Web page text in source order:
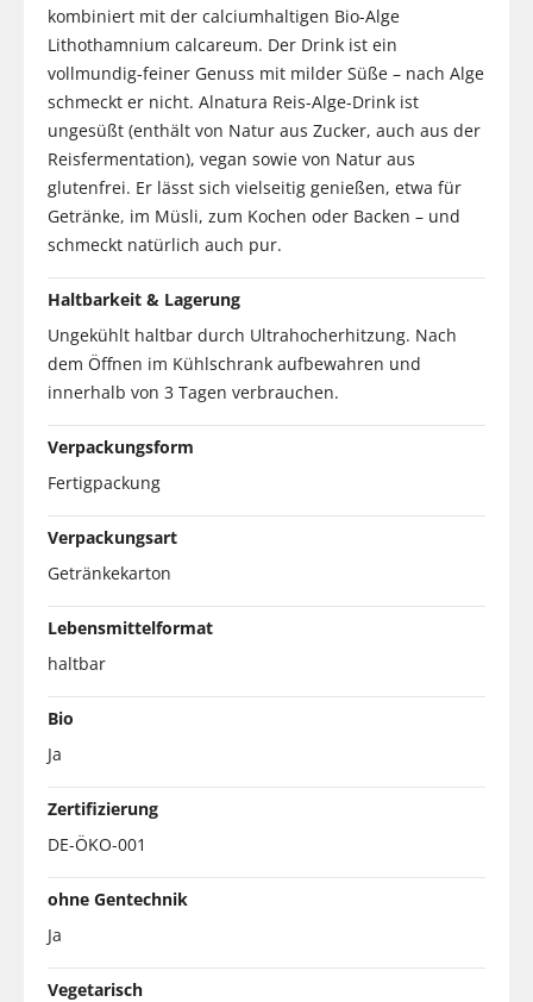
kombiniert mit der calciumhaltigen Bio-Alge
Lithothamnium calcareum. Der Drink ist ein
vollmundig-feiner Genuss mit milder Süße – nach Alge
schmeckt er nicht. Alnatura Reis-Alge-Drink ist
ungesüßt (enthält von Natur aus Zucker, auch aus der
Reisfermentation), vegan sowie von Natur aus
glutenfrei. Er lässt sich vielseitig genießen, etwa für
Getränke, im Müsli, zum Kochen oder Backen – und
schmeckt natürlich auch pur.
Haltbarkeit & Lagerung
Ungekühlt haltbar durch Ultrahocherhitzung. Nach
dem Öffnen im Kühlschrank aufbewahren und
innerhalb von 3 Tagen verbrauchen.
Verpackungsform
Fertigpackung
Verpackungsart
Getränkekarton
Lebensmittelformat
haltbar
Bio
Ja
Zertifizierung
DE-ÖKO-001
ohne Gentechnik
Ja
Vegetarisch